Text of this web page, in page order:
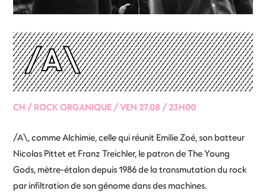
/A\
CH / ROCK ORGANIQUE / VEN 27.08 / 23H00
/A\, comme Alchimie, celle qui réunit Emilie Zoé, son batteur
Nicolas Pittet et Franz Treichler, le patron de The Young
Gods, mètre-étalon depuis 1986 de la transmutation du rock
par infiltration de son génome dans des machines.